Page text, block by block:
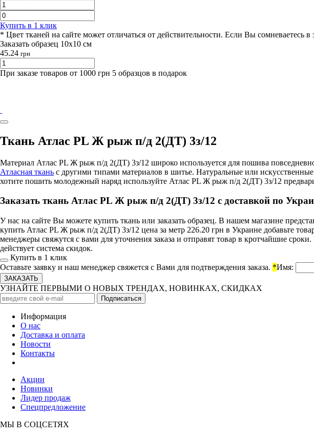
Купить в 1 клик
* Цвет тканей на сайте может отличаться от действительности. Если Вы сомневаетесь
Заказать образец 10х10 см
45.24 грн
При заказе товаров от 1000 грн 5 образцов в подарок
Ткань Атлас PL Ж рыж п/д 2(ДТ) 3з/12
Материал Атлас PL Ж рыж п/д 2(ДТ) 3з/12 широко используется для пошива
Атласная ткань с другими типами материалов в шитье. Натуральные или
хотите пошить молодежный наряд используйте Атлас PL Ж рыж п/д 2(ДТ) 3з/12
Заказать ткань Атлас PL Ж рыж п/д 2(ДТ) 3з/12 с доставкой по
У нас на сайте Вы можете купить ткань или заказать образец. В нашем магазине
купить Атлас PL Ж рыж п/д 2(ДТ) 3з/12 цена за метр 226.20 грн в Украине добавьте
менеджеры свяжутся с вами для уточнения заказа и отправят товар в кротчайшие
действует система скидок.
Купить в 1 клик
Оставьте заявку и наш менеджер свяжется с Вами для подтверждения заказа. *Имя:
УЗНАЙТЕ ПЕРВЫМИ О НОВЫХ ТРЕНДАХ, НОВИНКАХ, СКИДКАХ
Информация
О нас
Доставка и оплата
Новости
Контакты
Акции
Новинки
Лидер продаж
Спецпредложение
МЫ В СОЦСЕТЯХ